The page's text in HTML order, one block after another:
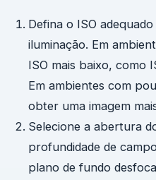
Defina o ISO
iluminação. Em
ISO mais baixo, como
Em ambientes com
obter uma imagem
Selecione a abertura
profundidade de
plano de fundo